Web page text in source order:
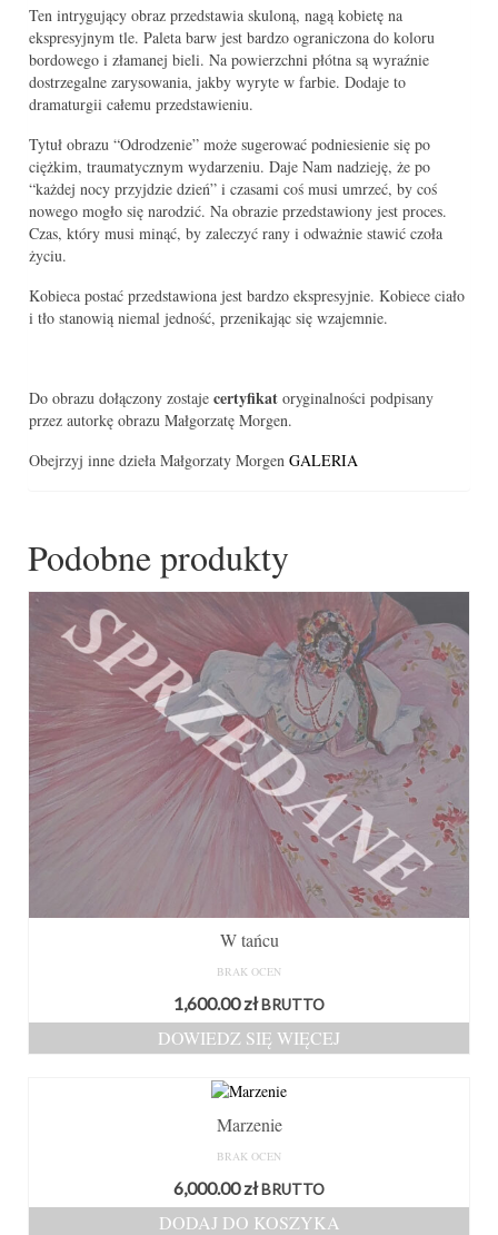
Ten intrygujący obraz przedstawia skuloną, nagą kobietę na
ekspresyjnym tle. Paleta barw jest bardzo ograniczona do koloru
bordowego i złamanej bieli. Na powierzchni płótna są wyraźnie
dostrzegalne zarysowania, jakby wyryte w farbie. Dodaje to
dramaturgii całemu przedstawieniu.
Tytuł obrazu “Odrodzenie” może sugerować podniesienie się po
ciężkim, traumatycznym wydarzeniu. Daje Nam nadzieję, że po
“każdej nocy przyjdzie dzień” i czasami coś musi umrzeć, by coś
nowego mogło się narodzić. Na obrazie przedstawiony jest proces.
Czas, który musi minąć, by zaleczyć rany i odważnie stawić czoła
życiu.
Kobieca postać przedstawiona jest bardzo ekspresyjnie. Kobiece ciało
i tło stanowią niemal jedność, przenikając się wzajemnie.
Do obrazu dołączony zostaje certyfikat oryginalności podpisany
przez autorkę obrazu Małgorzatę Morgen.
Obejrzyj inne dzieła Małgorzaty Morgen GALERIA
Podobne produkty
W tańcu
BRAK OCEN
1,600.00zł BRUTTO
DOWIEDZ SIĘ WIĘCEJ
Marzenie
BRAK OCEN
6,000.00zł BRUTTO
DODAJ DO KOSZYKA